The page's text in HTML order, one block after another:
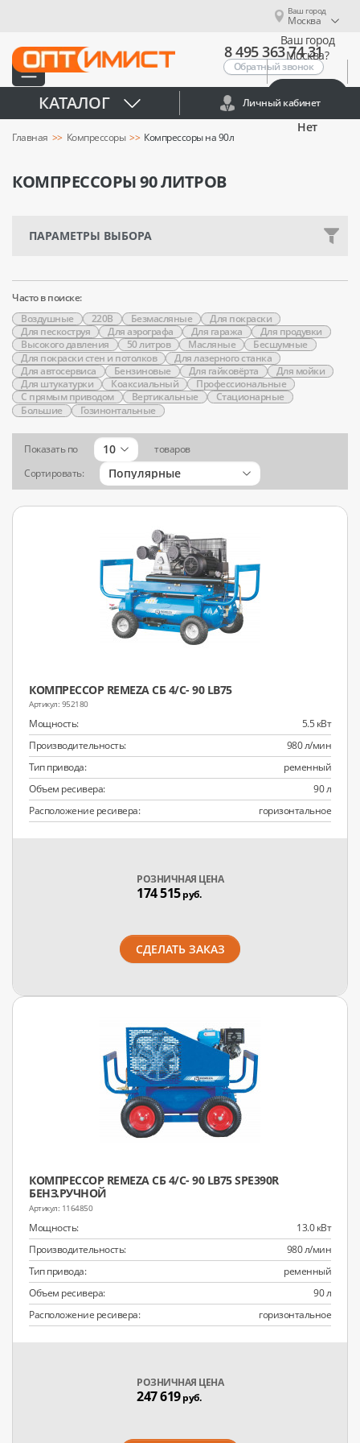
Ваш город
Москва
Ваш город
Москва?
Нет
8 495 363 74 31
Обратный звонок
КАТАЛОГ Личный кабинет
Главная Компрессоры Компрессоры на 90л
КОМПРЕССОРЫ 90 ЛИТРОВ
ПАРАМЕТРЫ ВЫБОРА
Часто в поиске:
Воздушные
220В Безмасляные
Для покраски
Для пескоструя
Для аэрографа Для гаража
Для продувки
Высокого давления
50 литров Масляные
Бесшумные
Для покраски стен и потолков
Для лазерного станка
Для автосервиса
Бензиновые Для гайковёрта
Для мойки
Для штукатурки
Коаксиальный
Профессиональные
С прямым приводом
Вертикальные
Стационарные
Большие
Гозинонтальные
Показать по 10
товаров
Сортировать:
Популярные
КОМПРЕССОР REMEZA СБ 4/С- 90 LB75
952180
Мощность:
5.5 кВт
Производительность:
980 л/мин
Тип привода:
ременный
Объем ресивера:
90 л
Расположение ресивера:
горизонтальное
РОЗНИЧНАЯ ЦЕНА
174 515руб.
СДЕЛАТЬ ЗАКАЗ
КОМПРЕССОР REMEZA СБ 4/С- 90 LB75 SPE390R
БЕНЗ.РУЧНОЙ
1164850
Мощность:
13.0 кВт
Производительность:
980 л/мин
Тип привода:
ременный
Объем ресивера:
90 л
Расположение ресивера:
горизонтальное
РОЗНИЧНАЯ ЦЕНА
247 619руб.